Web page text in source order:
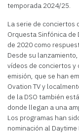
temporada 2024/25.
La serie de conciertos
Orquesta Sinfónica de
de 2020 como
Desde su
vídeos de conciertos y
emisión, que se han
Ovation TV y
de la DSO también
donde llegan a una
Los programas han
nominación al